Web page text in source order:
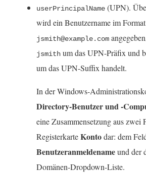
e
r
g
e
ö
f
f
n
e
t
)
userPrincipalName (UPN).
wird ein Benutzername im Format
jsmith@example.com
jsmith um das UPN-Präfix und
um das UPN-Suffix handelt.
In der Windows-
Directory-Benutzer und -
eine Zusammensetzung aus zwei
RegisterkarteKontodar: dem
Benutzeranmeldenameund der
Domänen-Dropdown-Liste.